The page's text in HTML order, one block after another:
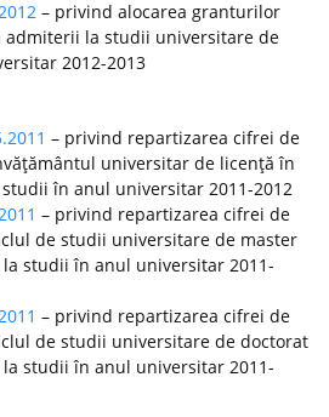
– privind alocarea granturilor
admiterii la studii universitare de
2012-2013
– privind repartizarea cifrei de
universitar de licenţă în
în anul universitar 2011-2012
– privind repartizarea cifrei de
de studii universitare de master
studii în anul universitar 2011-
– privind repartizarea cifrei de
de studii universitare de doctorat
studii în anul universitar 2011-